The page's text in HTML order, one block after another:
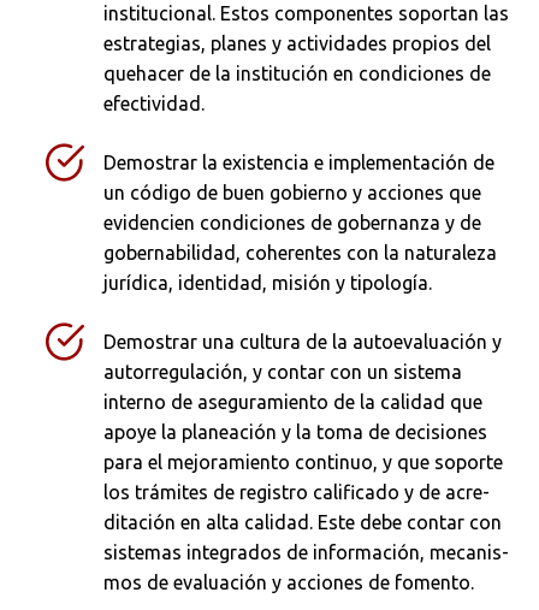
institucional. Estos componentes soportan las
estrategias, planes y actividades propios del
quehacer de la institución en condiciones de
efectividad.
Demostrar la existencia e implementación de
un código de buen gobierno y acciones que
evidencien condiciones de gobernanza y de
gobernabilidad, coherentes con la naturaleza
jurídica, identidad, misión y tipología.
Demostrar una cultura de la autoevaluación y
autorregulación, y contar con un sistema
interno de aseguramiento de la calidad que
apoye la planeación y la toma de decisiones
para el mejoramiento continuo, y que soporte
los trámites de registro calificado y de acre­
ditación en alta calidad. Este debe contar con
sistemas integrados de información, mecanis­
mos de evaluación y acciones de fomento.